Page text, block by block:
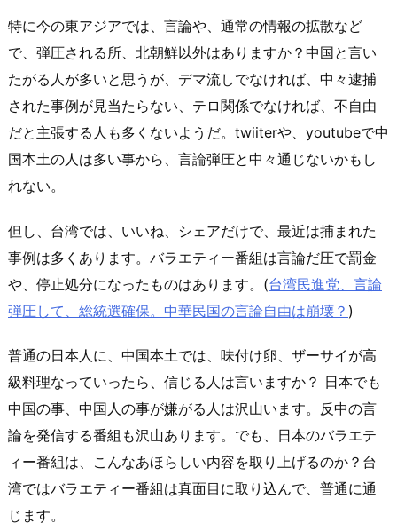
特に今の東アジアでは、言論や、通常の情報の拡散など
で、弾圧される所、北朝鮮以外はありますか？中国と言い
たがる人が多いと思うが、デマ流しでなければ、中々逮捕
された事例が見当たらない、テロ関係でなければ、不自由
だと主張する人も多くないようだ。twiiterや、youtubeで中
国本土の人は多い事から、言論弾圧と中々通じないかもし
れない。
但し、台湾では、いいね、シェアだけで、最近は捕まれた
事例は多くあります。バラエティー番組は言論だ圧で罰金
や、停止処分になったものはあります。(台湾民進党、言論
弾圧して、総統選確保。中華民国の言論自由は崩壊？ )
普通の日本人に、中国本土では、味付け卵、ザーサイが高
級料理なっていったら、信じる人は言いますか？ 日本でも
中国の事、中国人の事が嫌がる人は沢山います。反中の言
論を発信する番組も沢山あります。でも、日本のバラエテ
ィー番組は、こんなあほらしい内容を取り上げるのか？台
湾ではバラエティー番組は真面目に取り込んで、普通に通
じます。